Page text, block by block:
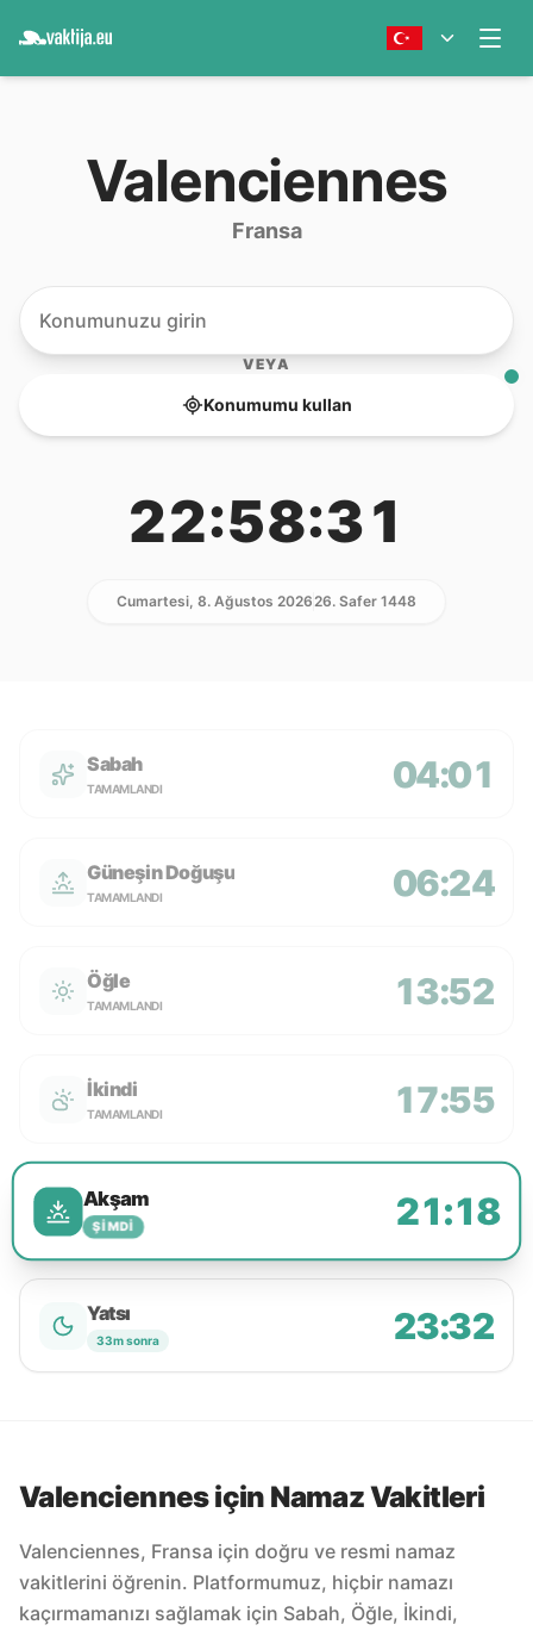
Valenciennes
Fransa
VEYA
Konumumu kullan
22:58:31
Cumartesi, 8. Ağustos 202626. Safer 1448
Sabah
TAMAMLANDI 04:01
Güneşin Doğuşu
TAMAMLANDI 06:24
Öğle
TAMAMLANDI 13:52
İkindi
TAMAMLANDI 17:55
Akşam
ŞIMDI 21:18
Yatsı
33m sonra 23:32
Valenciennes için Namaz Vakitleri
Valenciennes, Fransa için doğru ve resmi namaz
vakitlerini öğrenin. Platformumuz, hiçbir namazı
kaçırmamanızı sağlamak için Sabah, Öğle, İkindi,